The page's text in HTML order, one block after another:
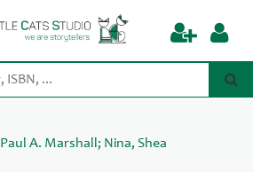
Paul A. Marshall; Nina, Shea